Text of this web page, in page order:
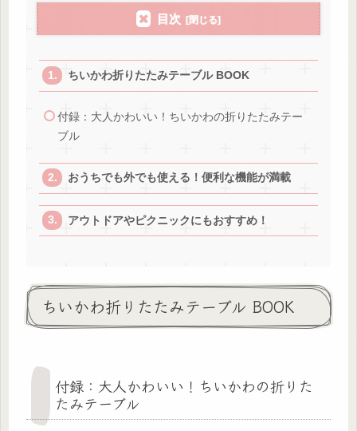
目次
ちいかわ折りたたみテーブル BOOK
付録：大人かわいい！ちいかわの折りたたみテー
ブル
おうちでも外でも使える！便利な機能が満載
アウトドアやピクニックにもおすすめ！
ちいかわ折りたたみテーブル BOOK
付録：大人かわいい！ちいかわの折りた
たみテーブル